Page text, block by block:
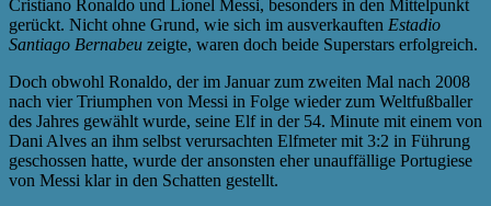
Cristiano Ronaldo und Lionel Messi, besonders in den Mittelpunkt
gerückt. Nicht ohne Grund, wie sich im ausverkauften Estadio
Santiago Bernabeu zeigte, waren doch beide Superstars erfolgreich.
Doch obwohl Ronaldo, der im Januar zum zweiten Mal nach 2008
nach vier Triumphen von Messi in Folge wieder zum Weltfußballer
des Jahres gewählt wurde, seine Elf in der 54. Minute mit einem von
Dani Alves an ihm selbst verursachten Elfmeter mit 3:2 in Führung
geschossen hatte, wurde der ansonsten eher unauffällige Portugiese
von Messi klar in den Schatten gestellt.